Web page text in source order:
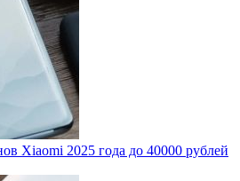
Xiaomi 2025 года до 40000 рублей